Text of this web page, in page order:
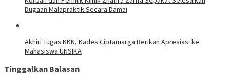
Dugaan Malapraktik Secara Damai
Akhiri Tugas KKN, Kades Ciptamarga Berikan Apresiasi ke
Mahasiswa UNSIKA
Tinggalkan Balasan